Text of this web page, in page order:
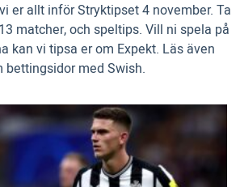
er allt inför Stryktipset 4 november. Ta
matcher, och speltips. Vill ni spela på
kan vi tipsa er om Expekt. Läs även
bettingsidor med Swish.